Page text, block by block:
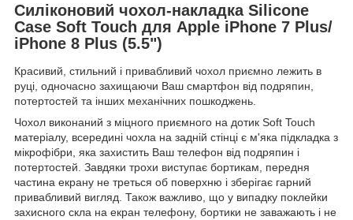
Силіконовий чохол-накладка Silicone
Case Soft Touch для Apple iPhone 7 Plus/
iPhone 8 Plus (5.5")
Красивий, стильний і привабливий чохол приємно лежить в
руці, одночасно захищаючи Ваш смартфон від подряпин,
потертостей та інших механічних пошкоджень.
Чохол виконаний з міцного приємного на дотик Soft Touch
матеріалу, всередині чохла на задній стінці є м'яка підкладка з
мікрофібри, яка захистить Ваш телефон від подряпин і
потертостей. Завдяки трохи виступає бортикам, передня
частина екрану не треться об поверхню і зберігає гарний
привабливий вигляд. Також важливо, що у випадку поклейки
захисного скла на екран телефону, бортики не заважають і не